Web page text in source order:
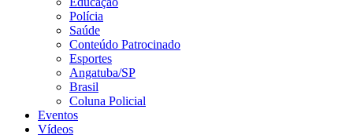
Polícia
Saúde
Conteúdo Patrocinado
Esportes
Angatuba/SP
Brasil
Coluna Policial
Eventos
Vídeos